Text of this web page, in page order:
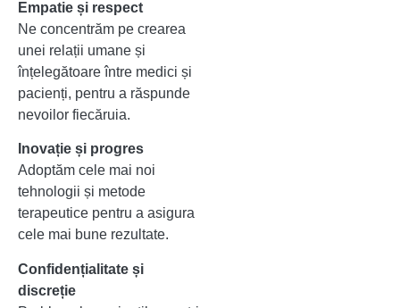
Empatie și respect
Ne concentrăm pe crearea
unei relații umane și
înțelegătoare între medici și
pacienți, pentru a răspunde
nevoilor fiecăruia.
Inovație și progres
Adoptăm cele mai noi
tehnologii și metode
terapeutice pentru a asigura
cele mai bune rezultate.
Confidențialitate și
discreție